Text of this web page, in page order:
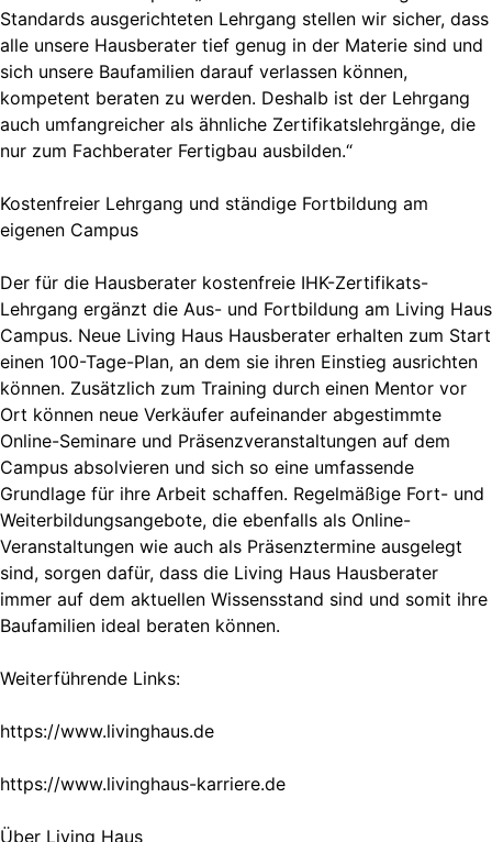
Standards ausgerichteten Lehrgang stellen wir sicher, dass
alle unsere Hausberater tief genug in der Materie sind und
sich unsere Baufamilien darauf verlassen können,
kompetent beraten zu werden. Deshalb ist der Lehrgang
auch umfangreicher als ähnliche Zertifikatslehrgänge, die
nur zum Fachberater Fertigbau ausbilden.“
Kostenfreier Lehrgang und ständige Fortbildung am
eigenen Campus
Der für die Hausberater kostenfreie IHK-Zertifikats-
Lehrgang ergänzt die Aus- und Fortbildung am Living Haus
Campus. Neue Living Haus Hausberater erhalten zum Start
einen 100-Tage-Plan, an dem sie ihren Einstieg ausrichten
können. Zusätzlich zum Training durch einen Mentor vor
Ort können neue Verkäufer aufeinander abgestimmte
Online-Seminare und Präsenzveranstaltungen auf dem
Campus absolvieren und sich so eine umfassende
Grundlage für ihre Arbeit schaffen. Regelmäßige Fort- und
Weiterbildungsangebote, die ebenfalls als Online-
Veranstaltungen wie auch als Präsenztermine ausgelegt
sind, sorgen dafür, dass die Living Haus Hausberater
immer auf dem aktuellen Wissensstand sind und somit ihre
Baufamilien ideal beraten können.
Weiterführende Links:
https://www.livinghaus.de
https://www.livinghaus-karriere.de
Über Living Haus